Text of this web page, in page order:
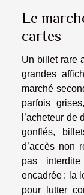
Le
cartes
Un billet rare
grandes
marché
parfois
l’acheteur
gonflés,
d’accès non
pas
encadrée : la
pour lutter